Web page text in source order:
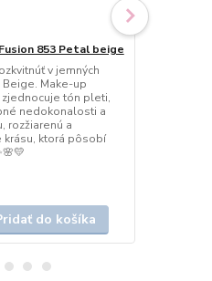
853 Petal beige
v jemných
Make-up
tón pleti,
nedokonalosti a
rozžiarenú a
krásu, ktorá pôsobí
do košíka